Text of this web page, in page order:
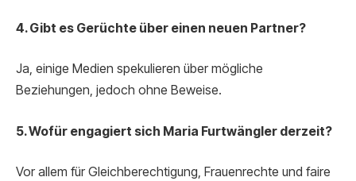
4. Gibt es Gerüchte über einen neuen Partner?
Ja, einige Medien spekulieren über mögliche
Beziehungen, jedoch ohne Beweise.
5. Wofür engagiert sich Maria Furtwängler derzeit?
Vor allem für Gleichberechtigung, Frauenrechte und faire